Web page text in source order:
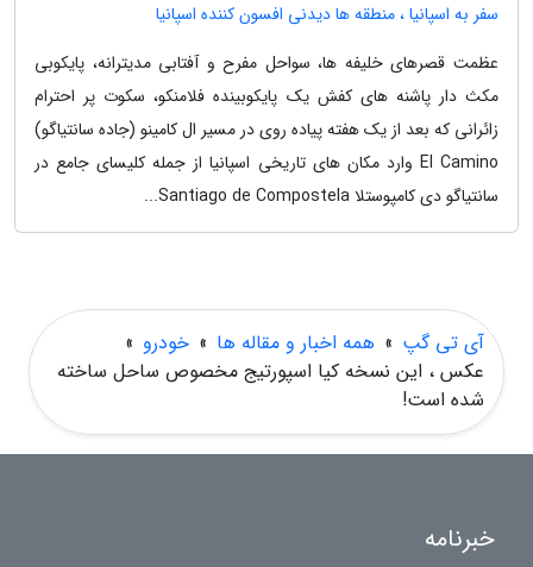
سفر به اسپانیا ، منطقه ها دیدنی افسون کننده اسپانیا
عظمت قصرهای خلیفه ها، سواحل مفرح و آفتابی مدیترانه، پایکوبی
مکث دار پاشنه های کفش یک پایکوبینده فلامنکو، سکوت پر احترام
زائرانی که بعد از یک هفته پیاده روی در مسیر ال کامینو (جاده سانتیاگو)
El Camino وارد مکان های تاریخی اسپانیا از جمله کلیسای جامع در
سانتیاگو دی کامپوستلا Santiago de Compostela...
آی تی گپ » همه اخبار و مقاله ها » خودرو »
عکس ، این نسخه کیا اسپورتیج مخصوص ساحل ساخته
شده است!
خبرنامه